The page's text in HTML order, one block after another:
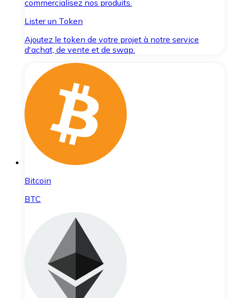
commercialisez nos produits.
Lister un Token
Ajoutez le token de votre projet à notre service
d'achat, de vente et de swap.
Bitcoin
BTC